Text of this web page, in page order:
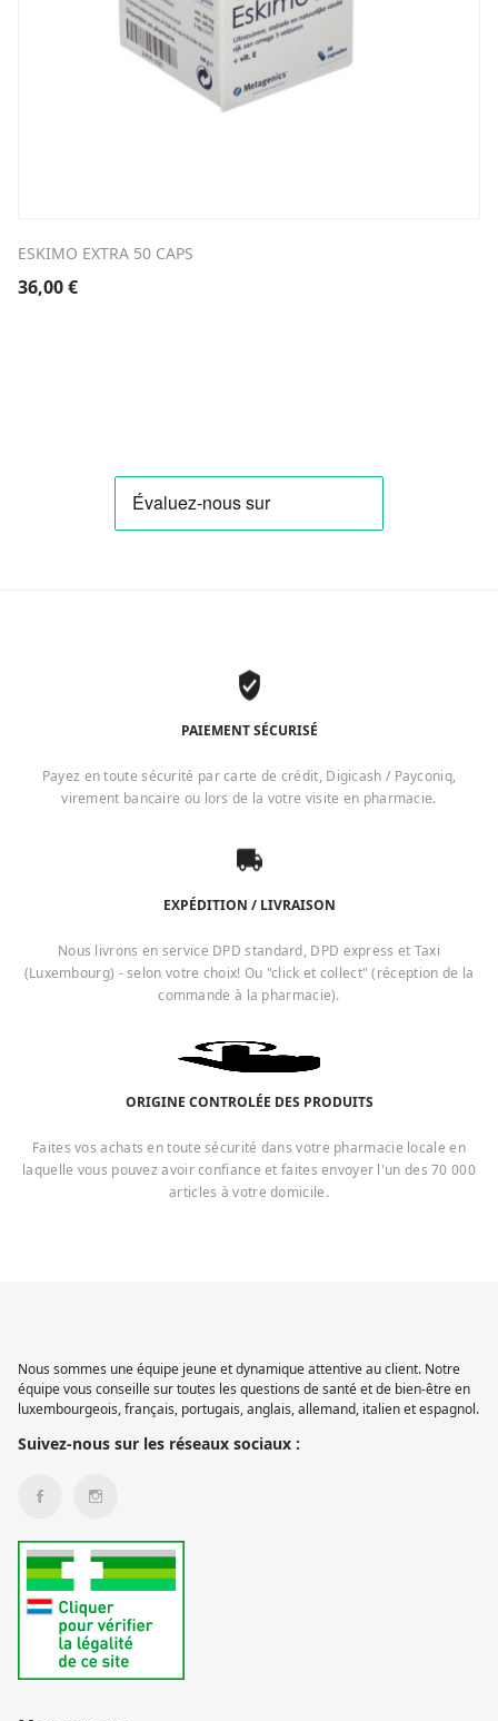
ESKIMO EXTRA 50 CAPS
36,00€
PAIEMENT SÉCURISÉ
Payez en toute sécurité par carte de crédit, Digicash / Payconiq,
virement bancaire ou lors de la votre visite en pharmacie.
EXPÉDITION / LIVRAISON
Nous livrons en service DPD standard, DPD express et Taxi
(Luxembourg) - selon votre choix! Ou "click et collect" (réception de la
commande à la pharmacie).
ORIGINE CONTROLÉE DES PRODUITS
Faites vos achats en toute sécurité dans votre pharmacie locale en
laquelle vous pouvez avoir confiance et faites envoyer l'un des 70 000
articles à votre domicile.
Nous sommes une équipe jeune et dynamique attentive au client. Notre
équipe vous conseille sur toutes les questions de santé et de bien-être en
luxembourgeois, français, portugais, anglais, allemand, italien et espagnol.
Suivez-nous sur les réseaux sociaux :